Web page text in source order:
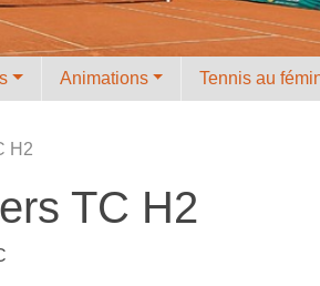
Animations Tennis au
H2
TC H2